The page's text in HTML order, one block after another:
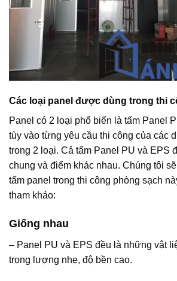
Các loại panel được dùng trong thi
Panel có 2 loại phổ biến là tấm Panel
tùy vào từng yêu cầu thi công của các
trong 2 loại. Cả tấm Panel PU và EPS
chung và điểm khác nhau. Chúng tôi
tấm panel trong thi công phòng sạch
tham khảo:
Giống nhau
– Panel PU và EPS đều là những vật
trọng lượng nhẹ, độ bền cao.